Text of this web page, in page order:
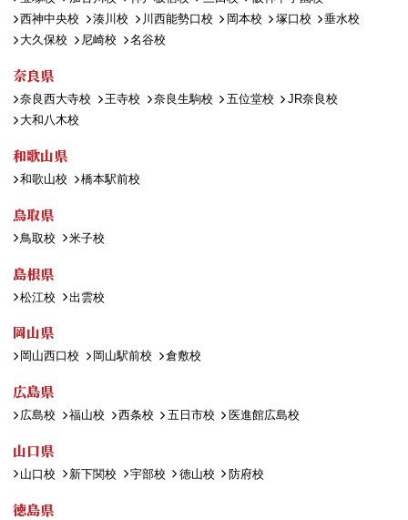
西神中央校
湊川校 川西能勢口校 岡本校 塚口校
垂水校
大久保校
尼崎校 名谷校
奈良県
奈良西大寺校 王寺校 奈良生駒校 五位堂校
JR奈良校
大和八木校
和歌山県
和歌山校 橋本駅前校
鳥取県
鳥取校 米子校
島根県
松江校 出雲校
岡山県
岡山西口校 岡山駅前校 倉敷校
広島県
広島校 福山校 西条校 五日市校 医進館広島校
山口県
山口校 新下関校 宇部校 徳山校 防府校
徳島県